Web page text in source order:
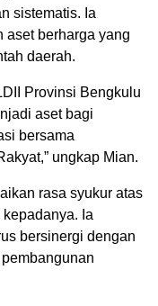
sistematis. Ia
aset berharga yang
daerah.
Provinsi Bengkulu
aset bagi
bersama
ungkap Mian.
rasa syukur atas
Ia
bersinergi dengan